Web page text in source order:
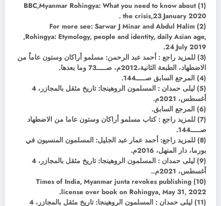
(1) BBC,Myanmar Rohingya: What you need to know about
the crisis,23 January 2020 .
(2) For more see: Sarwar J Minar and Abdul Halim
,Rohingya: Etymology, people and identity, daily Asian age,
24 July 2019.
(3) للمزيد راجع : أحمد عبد الرحمن: مسلمو أراكان وستون عاماً من
الاضطهاد، الطبعة الثانية،2012م، صـــــ73 وما بعدها.
(4) المرجع السابق صـــــ144.
(5) ليلى حمدان : المسلمون الروهينجا: تاريخ مثقل بالمجازر، 4
أغسطس، 2021م.
(6) المرجع السابق.
(7) للمزيد راجع : كتاب مسلمو أراكان وستون عاما من الاضطهاد
صـــــ144.
(8) للمزيد راجع: أحمد عمار عبد الجليل: المسلمون المنسيون في
بورما، دار المنهل، 2016م.
(9) ليلى حمدان : المسلمون الروهينجا: تاريخ مثقل بالمجازر، 4
أغسطس، 2021م..
(10) Times of India, Myanmar junta revokes publishing
license over book on Rohingya, May 31, 2022.
(11) ليلى حمدان : المسلمون الروهينجا: تاريخ مثقل بالمجازر، 4